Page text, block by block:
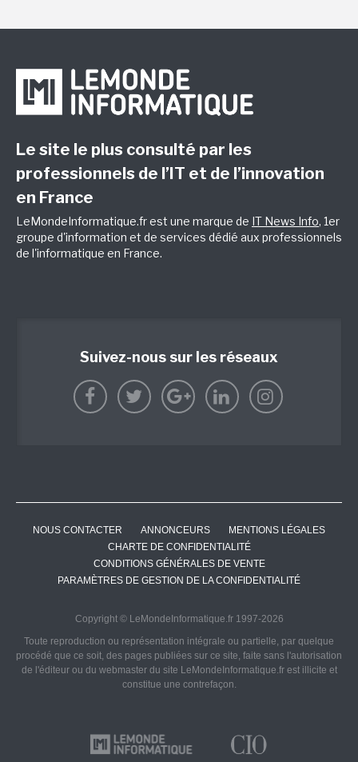
Le site le plus consulté par les
professionnels de l’IT et de l’innovation
en France
LeMondeInformatique.fr est une marque de IT News Info, 1er
groupe d'information et de services dédié aux professionnels
de l'informatique en France.
Suivez-nous sur les réseaux
NOUS CONTACTER ANNONCEURS
MENTIONS LÉGALES
CHARTE DE CONFIDENTIALITÉ
CONDITIONS GÉNÉRALES DE VENTE
PARAMÈTRES DE GESTION DE LA CONFIDENTIALITÉ
Copyright © LeMondeInformatique.fr 1997-2026
Toute reproduction ou représentation intégrale ou partielle, par quelque
procédé que ce soit, des pages publiées sur ce site, faite sans l'autorisation
de l'éditeur ou du webmaster du site LeMondeInformatique.fr est illicite et
constitue une contrefaçon.